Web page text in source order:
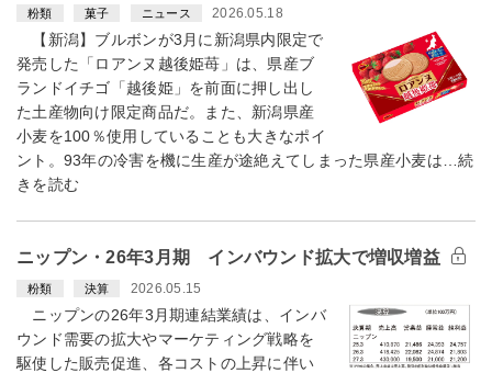
粉類 菓子 ニュース 2026.05.18
【新潟】ブルボンが3月に新潟県内限定で
発売した「ロアンヌ越後姫苺」は、県産ブ
ランドイチゴ「越後姫」を前面に押し出し
た土産物向け限定商品だ。また、新潟県産
小麦を100％使用していることも大きなポイ
ント。93年の冷害を機に生産が途絶えてしまった県産小麦は…続
きを読む
ニップン・26年3月期 インバウンド拡大で増収増益
粉類 決算 2026.05.15
ニップンの26年3月期連結業績は、インバ
ウンド需要の拡大やマーケティング戦略を
駆使した販売促進、各コストの上昇に伴い